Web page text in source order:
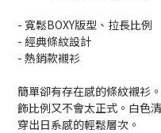
- 寬鬆BOXY版型、拉長比例
- 經典條紋設計
- 熱銷款襯衫
簡單卻有存在感的條紋襯衫
飾比例又不會太正式。白色
穿出日系感的輕鬆層次。